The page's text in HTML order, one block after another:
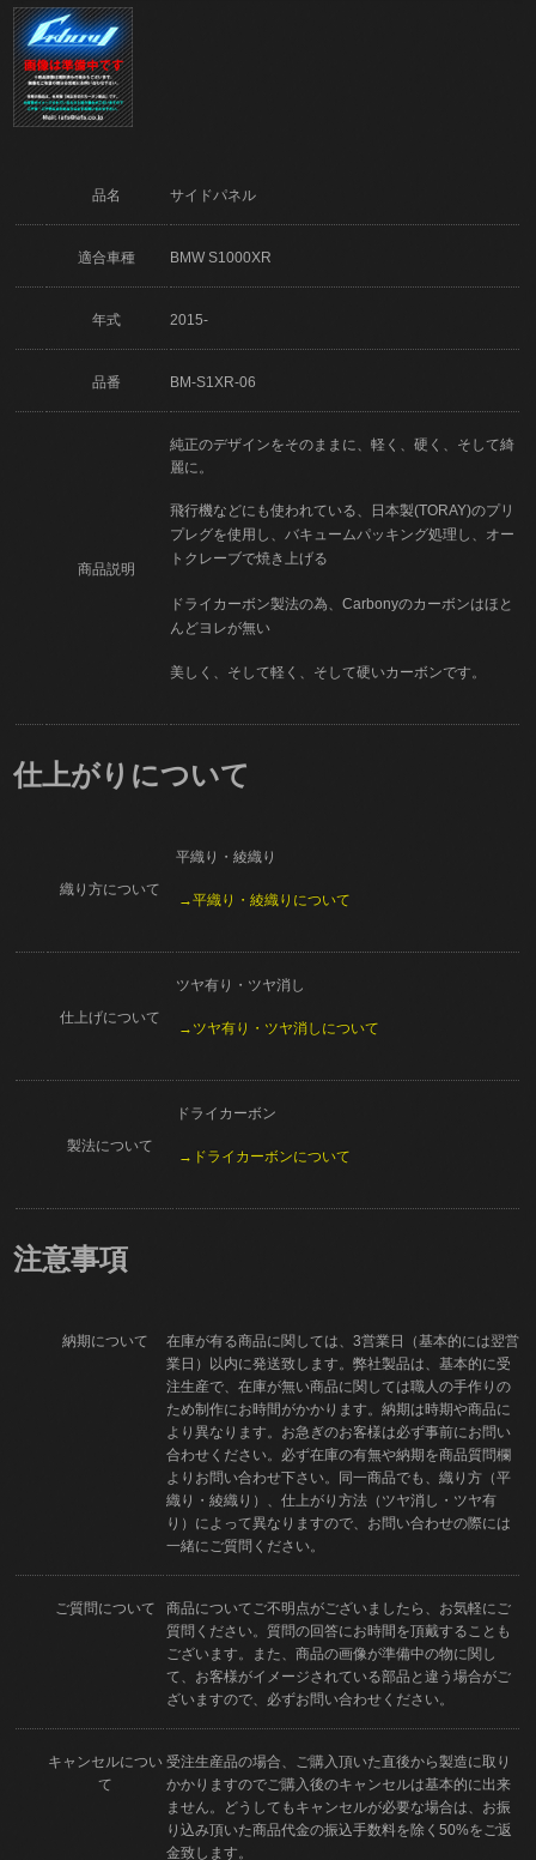
品名 サイドパネル
適合車種 BMW S1000XR
年式 2015-
品番 BM-S1XR-06
商品説明
純正のデザインをそのままに、軽く、硬く、そして綺
麗に。
飛行機などにも使われている、日本製(TORAY)のプリ
プレグを使用し、バキュームパッキング処理し、オー
トクレーブで焼き上げる
ドライカーボン製法の為、Carbonyのカーボンはほと
んどヨレが無い
美しく、そして軽く、そして硬いカーボンです。
仕上がりについて
織り方について
平織り・綾織り
→平織り・綾織りについて
仕上げについて
ツヤ有り・ツヤ消し
→ツヤ有り・ツヤ消しについて
製法について
ドライカーボン
→ドライカーボンについて
注意事項
納期について
在庫が有る商品に関しては、3営業日（基本的には翌営
業日）以内に発送致します。弊社製品は、基本的に受
注生産で、在庫が無い商品に関しては職人の手作りの
ため制作にお時間がかかります。納期は時期や商品に
より異なります。お急ぎのお客様は必ず事前にお問い
合わせください。必ず在庫の有無や納期を商品質問欄
よりお問い合わせ下さい。同一商品でも、織り方（平
織り・綾織り）、仕上がり方法（ツヤ消し・ツヤ有
り）によって異なりますので、お問い合わせの際には
一緒にご質問ください。
ご質問について
商品についてご不明点がございましたら、お気軽にご
質問ください。質問の回答にお時間を頂戴することも
ございます。また、商品の画像が準備中の物に関し
て、お客様がイメージされている部品と違う場合がご
ざいますので、必ずお問い合わせください。
キャンセルについ
て
受注生産品の場合、ご購入頂いた直後から製造に取り
かかりますのでご購入後のキャンセルは基本的に出来
ません。どうしてもキャンセルが必要な場合は、お振
り込み頂いた商品代金の振込手数料を除く50%をご返
金致します。